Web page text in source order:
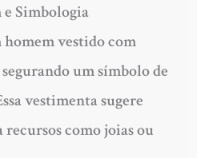
e Simbologia
vestido com
um símbolo de
vestimenta sugere
recursos como joias ou